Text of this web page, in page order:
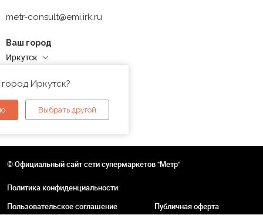
metr-consult@emi.irk.ru
Ваш город
Иркутск
Иркутск?
Выбрать другой
© Официальный сайт сети супермаркетов "Метр"
Политика конфиденциальности
Пользовательское соглашение
Публичная оферта